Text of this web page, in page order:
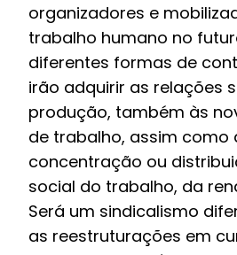
organizadores e
trabalho humano no
diferentes formas de
irão adquirir as relações
produção, também às
de trabalho, assim como
concentração ou
social do trabalho, da
Será um sindicalismo
as reestruturações em